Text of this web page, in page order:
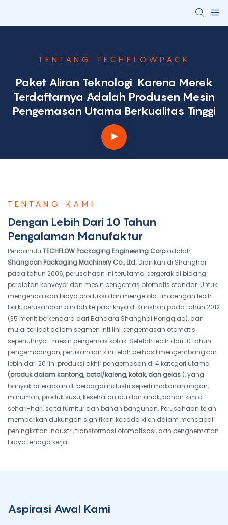
TENTANG TECHFLOWPACK
Paket Aliran Teknologi Karena Merek
Terdaftarnya Adalah Produsen Mesin
Pengemasan Utama Berkualitas Tinggi
TENTANG KAMI
Dengan Lebih Dari 10 Tahun
Pengalaman Manufaktur
Pendahulu TECHFLOW Packaging Engineering Corpadalah
Shangcan Packaging Machinery Co., Ltd.Didirikan di Shanghai
pada tahun 2006, perusahaan ini terutama bergerak di bidang
peralatan konveyor dan mesin pengemas otomatis standar. Untuk
mengendalikan biaya produksi dan mengelola tim dengan lebih
baik, perusahaan pindah ke pabriknya di Kunshan pada tahun 2012
(35 menit berkendara dari Bandara Shanghai Hongqiao), dan
mulai terlibat dalam segmen inti lini pengemasan otomatis
sepenuhnya—mesin pengemas kotak. Setelah lebih dari 10 tahun
pengembangan, perusahaan kini telah berhasil mengembangkan
lebih dari 20 lini produksi akhir pengemasan di 4 kategori utama
(produk dalam kantong, botol/kaleng, kotak, dan gelas ), yang
banyak diterapkan di berbagai industri seperti makanan ringan,
minuman, produk susu, kesehatan ibu dan anak, bahan kimia
sehari-hari, serta furnitur dan bahan bangunan. Perusahaan telah
memberikan dukungan signifikan kepada klien dalam mencapai
peningkatan industri, transformasi otomatisasi, dan penghematan
biaya tenaga kerja.
Aspirasi Awal Kami